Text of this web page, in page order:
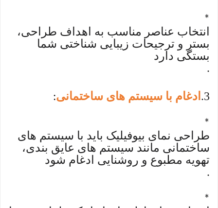
*
انتخاب عناصر مناسب به اهداف طراحی،
بستر و ترجیحات زیبایی شناختی شما
بستگی دارد
.
3
. ادغام با سیستم های ساختمانی:
*
طراحی نمای بیوفیلیک باید با سیستم های
ساختمانی مانند سیستم های عایق بندی،
تهویه مطبوع و روشنایی ادغام شود
.
*